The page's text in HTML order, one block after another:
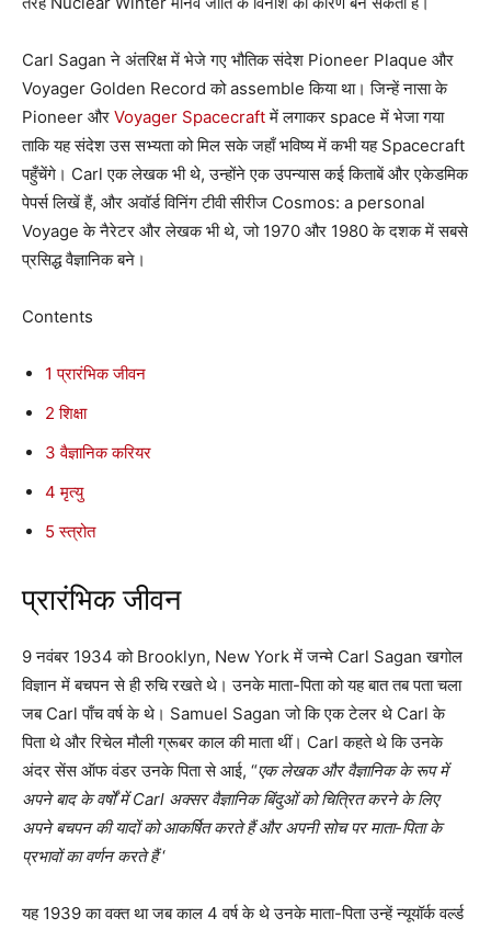
Carl Sagan ने अंतरिक्ष में भेजे गए भौतिक संदेश Pioneer Plaque और
Voyager Golden Record को assemble किया था। जिन्हें नासा के
Pioneer और Voyager Spacecraftमें लगाकर space में भेजा गया
ताकि यह संदेश उस सभ्यता को मिल सके जहाँ भविष्य में कभी यह Spacecraft
पहुँचेंगे। Carl एक लेखक भी थे, उन्होंने एक उपन्यास कई किताबें और एकेडमिक
पेपर्स लिखें हैं, और अवॉर्ड विनिंग टीवी सीरीज Cosmos: a personal
Voyage के नैरेटर और लेखक भी थे, जो 1970 और 1980 के दशक में सबसे
प्रसिद्ध वैज्ञानिक बने।
Contents
1 प्रारंभिक जीवन
2 शिक्षा
3 वैज्ञानिक करियर
4 मृत्यु
5 स्त्रोत
प्रारंभिक जीवन
9 नवंबर 1934 को Brooklyn, New York में जन्मे Carl Sagan खगोल
विज्ञान में बचपन से ही रुचि रखते थे। उनके माता-पिता को यह बात तब पता चला
जब Carl पाँच वर्ष के थे। Samuel Sagan जो कि एक टेलर थे Carl के
पिता थे और रिचेल मौली ग्रूबर काल की माता थीं। Carl कहते थे कि उनके
अंदर सेंस ऑफ वंडर उनके पिता से आई, “एक लेखक और वैज्ञानिक के रूप में
अपने बाद के वर्षों में Carl अक्सर वैज्ञानिक बिंदुओं को चित्रित करने के लिए
अपने बचपन की यादों को आकर्षित करते हैं और अपनी सोच पर माता-पिता के
प्रभावों का वर्णन करते हैं‘
यह 1939 का वक्त था जब काल 4 वर्ष के थे उनके माता-पिता उन्हें न्यूयॉर्क वर्ल्ड